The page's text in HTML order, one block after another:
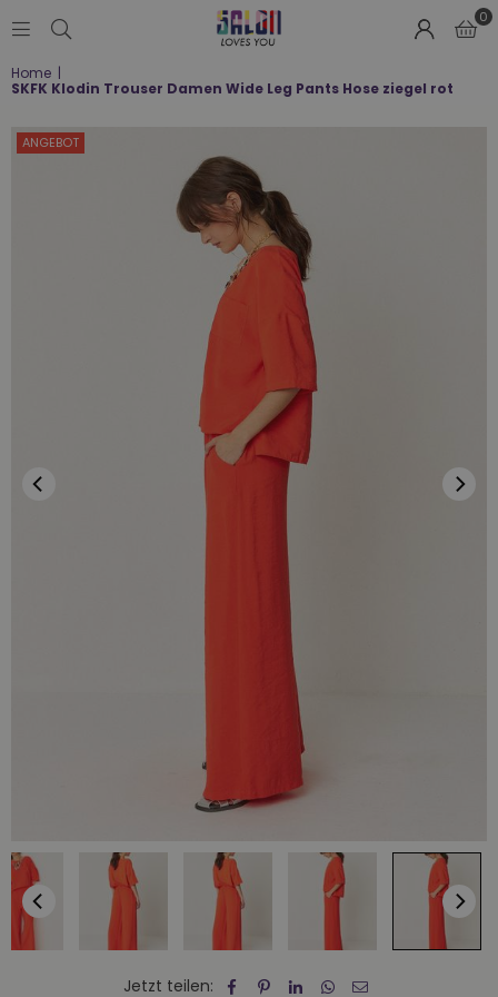
LOVES
YOU
0
Home |
SKFK Klodin Trouser Damen Wide Leg Pants Hose ziegel rot
ANGEBOT
Jetzt teilen: